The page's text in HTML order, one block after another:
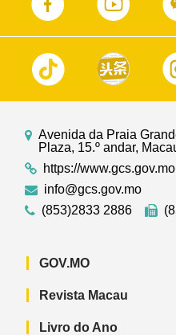
Avenida da Praia
Plaza, 15.º andar,
https://www.gcs.gov.mo
info@gcs.gov.mo
(853)2833 2886
GOV.MO
Revista Macau
Livro do Ano